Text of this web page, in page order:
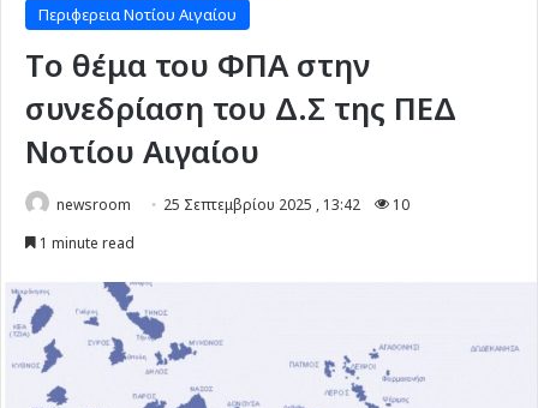
Περιφερεια Νοτίου Αιγαίου
Tο θέμα του ΦΠΑ στην
συνεδρίαση του Δ.Σ της ΠΕΔ
Νοτίου Αιγαίου
newsroom 25 Σεπτεμβρίου 2025 , 13:42
10
1 minute read